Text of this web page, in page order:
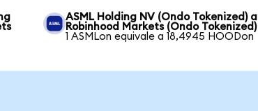
ASML Holding NV (Ondo Tokenized) a
Robinhood Markets (Ondo Tokenized)
1 ASMLon equivale a 18,4945 HOODon